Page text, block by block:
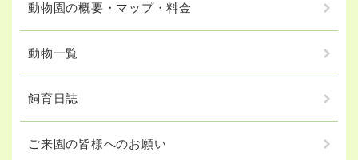
動物園の概要・マップ・料金
動物一覧
飼育日誌
ご来園の皆様へのお願い